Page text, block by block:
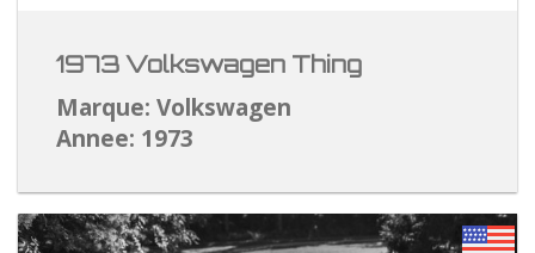
1973 Volkswagen Thing
Marque: Volkswagen
Annee: 1973